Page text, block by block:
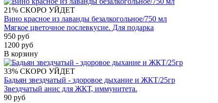
21% СКОРО УЙДЕТ
Вино красное из лаванды безалкогольное/750 мл
Мягкое цветочное послевкусие. Для подарка
950 руб
1200 руб
В корзину
33% СКОРО УЙДЕТ
Бадьян звездчатый - здоровое дыхание и ЖКТ/25гр
Звездчатый анис для ЖКТ, иммунитета.
90 руб